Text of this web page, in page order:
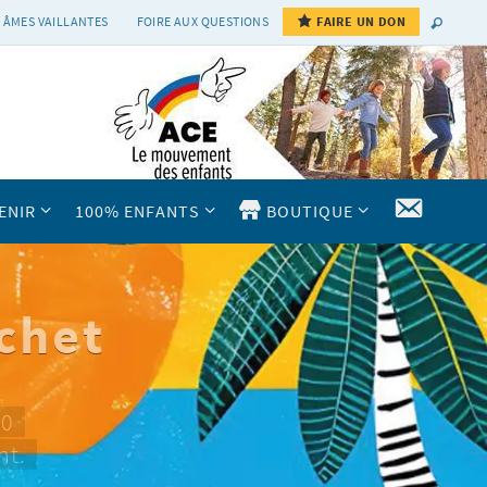
VAILLANTES FOIRE AUX QUESTIONS FAIRE UN DON
100% ENFANTS BOUTIQUE